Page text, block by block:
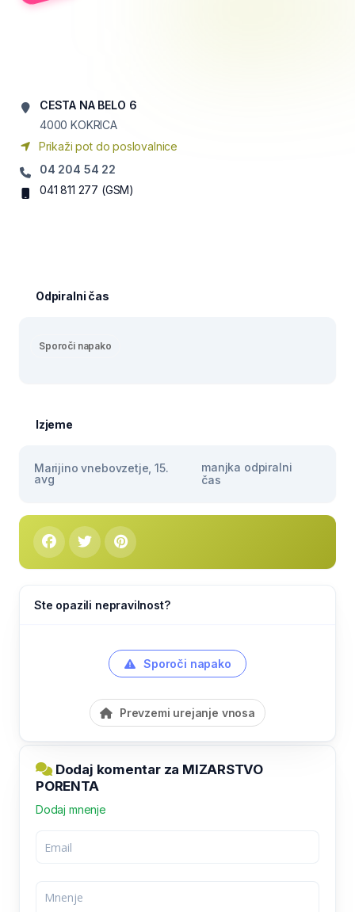
CESTA NA BELO 6
4000 KOKRICA
Prikaži pot do poslovalnice
04 204 54 22
041 811 277 (GSM)
Odpiralni čas
Sporoči napako
Izjeme
Marijino vnebovzetje, 15.
avg
manjka odpiralni
čas
Ste opazili nepravilnost?
Sporoči napako
Prevzemi urejanje vnosa
Dodaj komentar za MIZARSTVO
PORENTA
Dodaj mnenje